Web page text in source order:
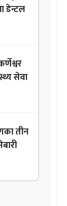
डेन्टल
सेवा
तीन